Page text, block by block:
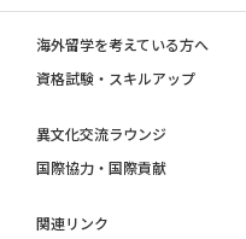
海外留学を考えている方へ
資格試験・スキルアップ
異文化交流ラウンジ
国際協力・国際貢献
関連リンク